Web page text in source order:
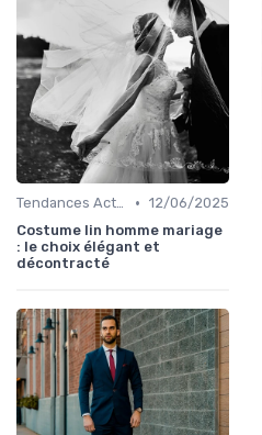
Tendances Actuelles • 12/06/2025
Costume lin homme mariage
: le choix élégant et
décontracté